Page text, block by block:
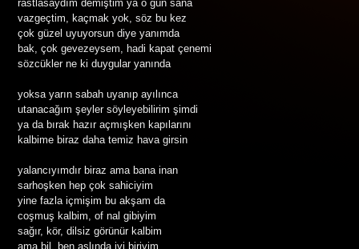
rastlasaydım demiştim ya o gün sana
vazgeçtim, kaçmak yok, söz bu kez
çok güzel uyuyorsun diye yanımda
bak, çok gevezeysem, hadi kapat çenemi
sözcükler ne ki duygular yanında
yoksa yarın sabah uyanıp ayılınca
utanacağım şeyler söyleyebilirim şimdi
ya da bırak hazır açmışken kapılarını
kalbime biraz daha temiz hava girsin
yalancıyımdır biraz ama bana inan
sarhoşken hep çok sahiciyim
yine fazla içmişim bu akşam da
coşmuş kalbim, of nal gibiyim
sağır, kör, dilsiz görünür kalbim
ama bil, ben aslında iyi biriyim